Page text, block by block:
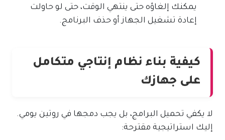
يمكنك إلغاؤه حتى ينتهي الوقت، حتى لو حاولت
إعادة تشغيل الجهاز أو حذف البرنامج.
كيفية بناء نظام إنتاجي متكامل
على جهازك
لا يكفي تحميل البرامج، بل يجب دمجها في روتين يومي.
إليك استراتيجية مقترحة: